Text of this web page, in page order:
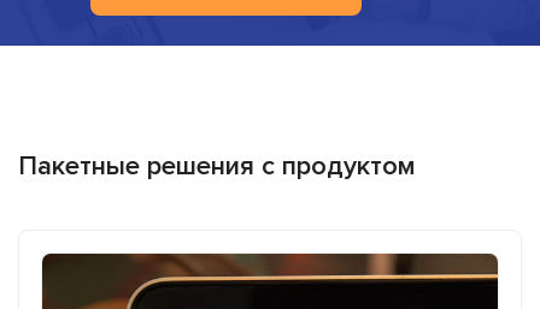
Пакетные решения с продуктом